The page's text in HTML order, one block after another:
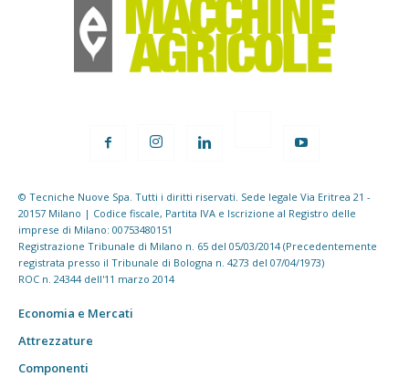
© Tecniche Nuove Spa. Tutti i diritti riservati. Sede legale Via Eritrea 21 -
20157 Milano | Codice fiscale, Partita IVA e Iscrizione al Registro delle
imprese di Milano: 00753480151
Registrazione Tribunale di Milano n. 65 del 05/03/2014 (Precedentemente
registrata presso il Tribunale di Bologna n. 4273 del 07/04/1973)
ROC n. 24344 dell'11 marzo 2014
Economia e Mercati
Attrezzature
Componenti